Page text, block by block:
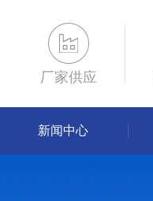
厂家供应
新闻中心